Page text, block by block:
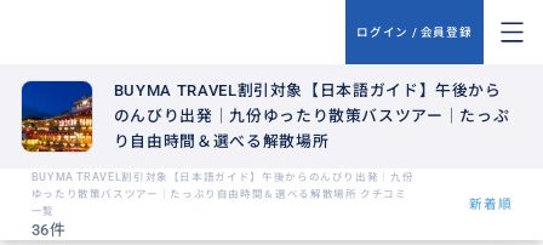
ログイン / 会員登録
BUYMA TRAVEL割引対象【日本語ガイド】午後から
のんびり出発｜九份ゆったり散策バスツアー｜たっぷ
り自由時間＆選べる解散場所
BUYMA TRAVEL割引対象【日本語ガイド】午後からのんびり出発｜九份
ゆったり散策バスツアー｜たっぷり自由時間＆選べる解散場所 クチコミ
一覧
36件
新着順